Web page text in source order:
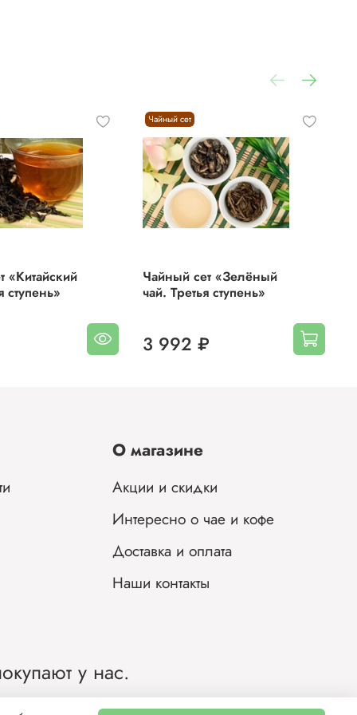
«Китайский
ступень»
Чайный сет
Чайный сет «Зелёный
чай. Третья ступень»
3 992 ₽
О магазине
Акции и скидки
Интересно о чае и кофе
Доставка и оплата
Наши контакты
у нас.